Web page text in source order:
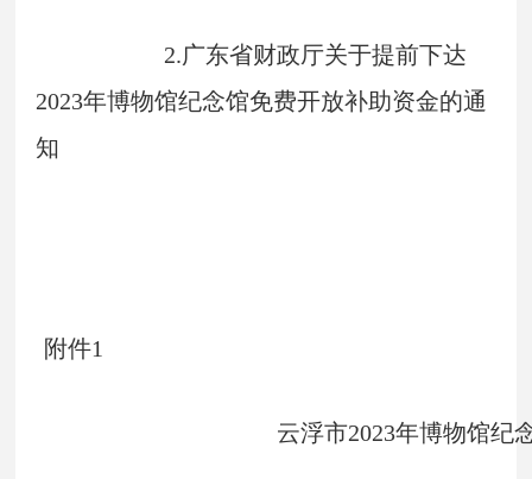
2.广东省财政厅关于提前下达
2023年博物馆纪念馆免费开放补助资金的通
知
附件1
云浮市2023年博物馆纪